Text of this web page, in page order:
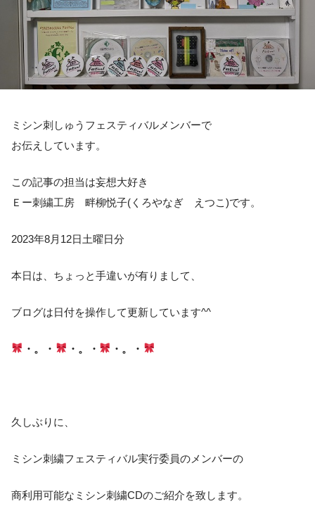
ミシン刺しゅうフェスティバルメンバーで
お伝えしています。
この記事の担当は妄想大好き
Ｅー刺繍工房 畔柳悦子(くろやなぎ えつこ)です。
2023年8月12日土曜日分
本日は、ちょっと手違いが有りまして、
ブログは日付を操作して更新しています^^
・。・ ・。・ ・。・
久しぶりに、
ミシン刺繍フェスティバル実行委員のメンバーの
商利用可能なミシン刺繍CDのご紹介を致します。